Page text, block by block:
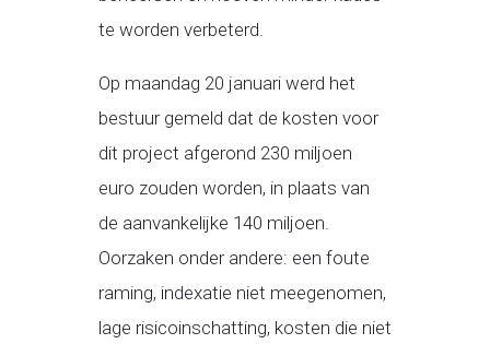
te worden verbeterd.
Op maandag 20 januari werd het
bestuur gemeld dat de kosten voor
dit project afgerond 230 miljoen
euro zouden worden, in plaats van
de aanvankelijke 140 miljoen.
Oorzaken onder andere: een foute
raming, indexatie niet meegenomen,
lage risicoinschatting, kosten die niet